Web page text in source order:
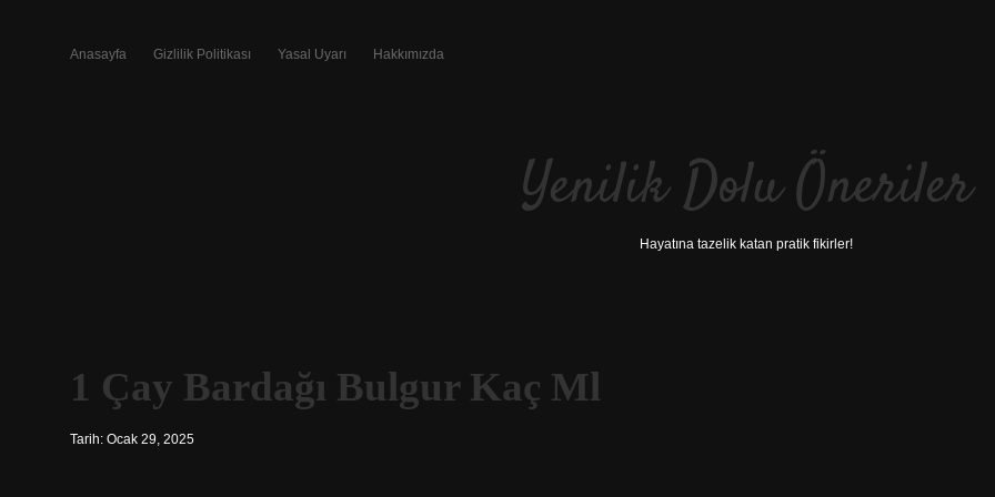
Anasayfa Gizlilik Politikası Yasal Uyarı Hakkımızda
Yenilik Dolu Öneriler
Hayatına tazelik katan pratik fikirler!
1 Çay Bardağı Bulgur Kaç Ml
Tarih: Ocak 29, 2025